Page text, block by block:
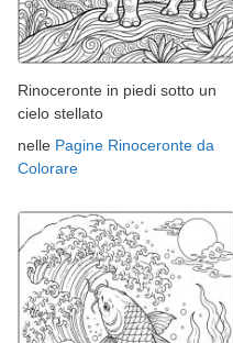
Rinoceronte in piedi sotto un
cielo stellato
nelle Pagine Rinoceronte da
Colorare